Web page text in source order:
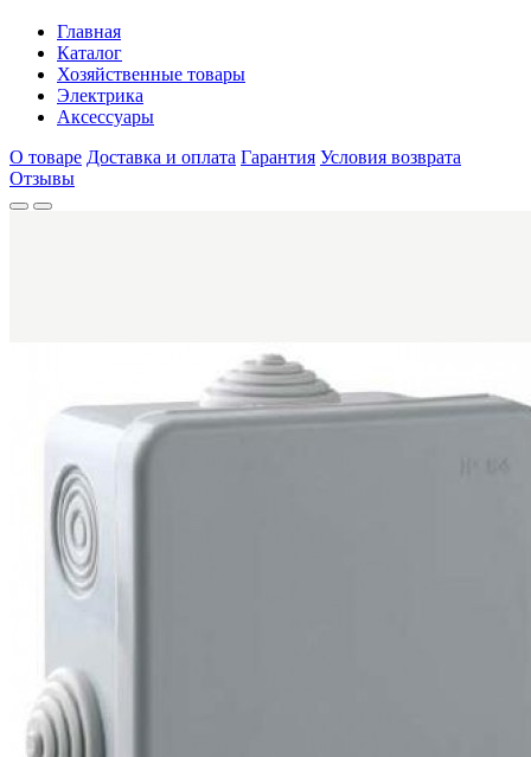
Главная
Каталог
Хозяйственные товары
Электрика
Аксессуары
О товаре Доставка и оплата Гарантия Условия возврата
Отзывы